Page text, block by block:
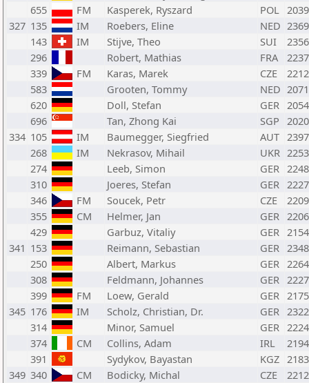
655
FM Kasperek, Ryszard POL 2039
327 135 IM Roebers, Eline NED 2369
143
IM Stijve, Theo SUI
2356
296
Robert, Mathias FRA
2237
339
FM Karas, Marek CZE
2212
583
Grooten, Tommy NED 2071
620
Doll, Stefan GER 2054
696
Tan, Zhong Kai SGP 2020
334 105 IM Baumegger, Siegfried AUT 2397
268
IM Nekrasov, Mihail UKR 2253
274
Leeb, Simon GER 2248
310
Joeres, Stefan GER 2227
346
FM Soucek, Petr CZE
2209
355
CM Helmer, Jan GER 2206
429
Garbuz, Vitaliy GER 2154
341 153 Reimann, Sebastian GER 2348
250
Albert, Markus GER 2264
308
Feldmann, Johannes GER 2227
399
FM Loew, Gerald GER 2175
345 176 IM Scholz, Christian, Dr. GER 2322
314
Minor, Samuel GER 2224
374
CM Collins, Adam IRL
2194
391
Sydykov, Bayastan KGZ 2183
349 340 CM Bodicky, Michal CZE
2212